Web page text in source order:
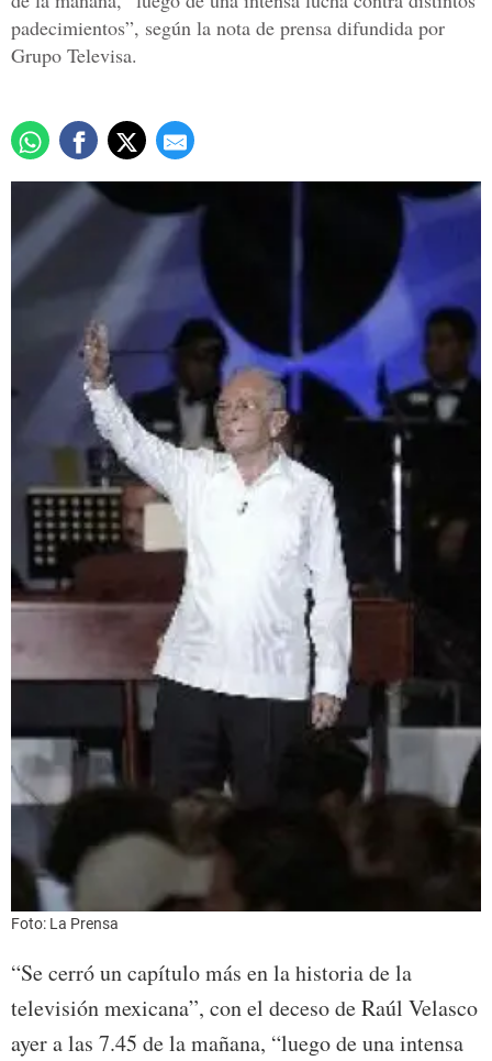
padecimientos”, según la nota de prensa difundida por
Grupo Televisa.
Foto: La Prensa
“Se cerró un capítulo más en la historia de la
televisión mexicana”, con el deceso de Raúl Velasco
ayer a las 7.45 de la mañana, “luego de una intensa